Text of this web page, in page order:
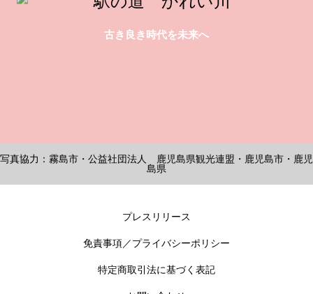
古き良き時代を未来へ
写真協力：霧島市・公益社団法人 鹿児島県観光連盟・鹿児島市・鹿児
島県
プレスリリース
免責事項／プライバシーポリシー
特定商取引法に基づく表記